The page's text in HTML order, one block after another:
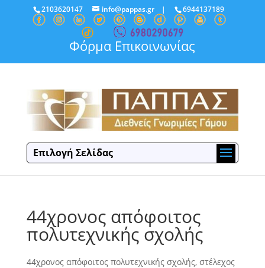
2103620147 info@pappas.gr| 6944137189
Φόρμα Επικοινωνίας
Επιλογή Σελίδας
44χρονος απόφοιτος
πολυτεχνικής σχολής
44χρονος απόφοιτος πολυτεχνικής σχολής, στέλεχος